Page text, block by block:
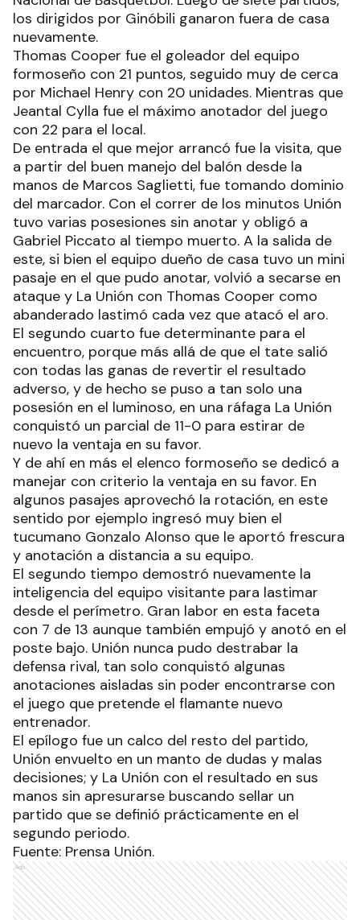
Triunfo de La Unión de Formosa 95 a 81 frente a
Unión de Santa Fe por la fase regular de la Liga
Nacional de Básquetbol. Luego de siete partidos,
los dirigidos por Ginóbili ganaron fuera de casa
nuevamente.
Thomas Cooper fue el goleador del equipo
formoseño con 21 puntos, seguido muy de cerca
por Michael Henry con 20 unidades. Mientras que
Jeantal Cylla fue el máximo anotador del juego
con 22 para el local.
De entrada el que mejor arrancó fue la visita, que
a partir del buen manejo del balón desde la
manos de Marcos Saglietti, fue tomando dominio
del marcador. Con el correr de los minutos Unión
tuvo varias posesiones sin anotar y obligó a
Gabriel Piccato al tiempo muerto. A la salida de
este, si bien el equipo dueño de casa tuvo un mini
pasaje en el que pudo anotar, volvió a secarse en
ataque y La Unión con Thomas Cooper como
abanderado lastimó cada vez que atacó el aro.
El segundo cuarto fue determinante para el
encuentro, porque más allá de que el tate salió
con todas las ganas de revertir el resultado
adverso, y de hecho se puso a tan solo una
posesión en el luminoso, en una ráfaga La Unión
conquistó un parcial de 11-0 para estirar de
nuevo la ventaja en su favor.
Y de ahí en más el elenco formoseño se dedicó a
manejar con criterio la ventaja en su favor. En
algunos pasajes aprovechó la rotación, en este
sentido por ejemplo ingresó muy bien el
tucumano Gonzalo Alonso que le aportó frescura
y anotación a distancia a su equipo.
El segundo tiempo demostró nuevamente la
inteligencia del equipo visitante para lastimar
desde el perímetro. Gran labor en esta faceta
con 7 de 13 aunque también empujó y anotó en el
poste bajo. Unión nunca pudo destrabar la
defensa rival, tan solo conquistó algunas
anotaciones aisladas sin poder encontrarse con
el juego que pretende el flamante nuevo
entrenador.
El epílogo fue un calco del resto del partido,
Unión envuelto en un manto de dudas y malas
decisiones; y La Unión con el resultado en sus
manos sin apresurarse buscando sellar un
partido que se definió prácticamente en el
segundo periodo.
Fuente: Prensa Unión.
Ads